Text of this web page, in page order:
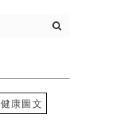
健康圖文